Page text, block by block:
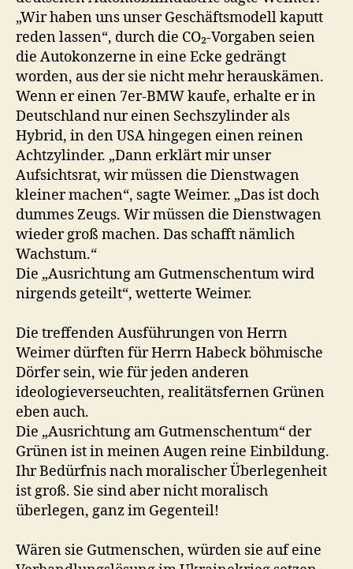
„Wir haben uns unser Geschäftsmodell kaputt
reden lassen“, durch die CO₂-Vorgaben seien
die Autokonzerne in eine Ecke gedrängt
worden, aus der sie nicht mehr herauskämen.
Wenn er einen 7er-BMW kaufe, erhalte er in
Deutschland nur einen Sechszylinder als
Hybrid, in den USA hingegen einen reinen
Achtzylinder. „Dann erklärt mir unser
Aufsichtsrat, wir müssen die Dienstwagen
kleiner machen“, sagte Weimer. „Das ist doch
dummes Zeugs. Wir müssen die Dienstwagen
wieder groß machen. Das schafft nämlich
Wachstum.“
Die „Ausrichtung am Gutmenschentum wird
nirgends geteilt“, wetterte Weimer.
Die treffenden Ausführungen von Herrn
Weimer dürften für Herrn Habeck böhmische
Dörfer sein, wie für jeden anderen
ideologieverseuchten, realitätsfernen Grünen
eben auch.
Die „Ausrichtung am Gutmenschentum“ der
Grünen ist in meinen Augen reine Einbildung.
Ihr Bedürfnis nach moralischer Überlegenheit
ist groß. Sie sind aber nicht moralisch
überlegen, ganz im Gegenteil!
Wären sie Gutmenschen, würden sie auf eine